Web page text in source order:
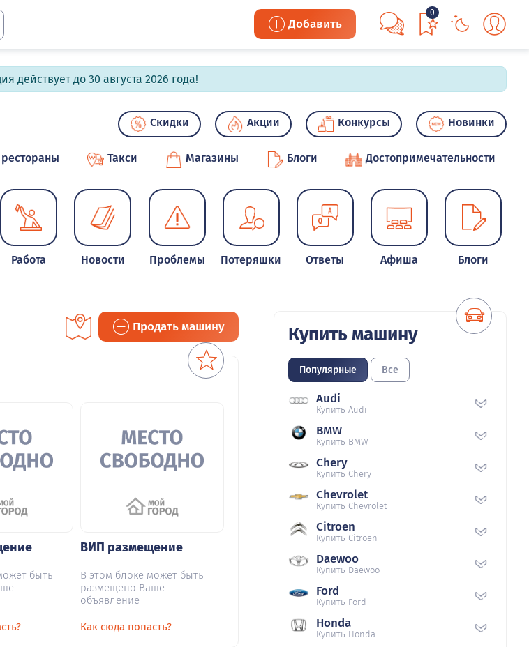
Добавить
0
действует до 30 августа 2026 года!
Скидки Акции Конкурсы Новинки
Такси Магазины Блоги Достопримечательности
Работа Новости Проблемы Потеряшки Ответы Афиша Блоги
Продать машину
быть
ВИП размещение
В этом блоке может быть
размещено Ваше
объявление
Как сюда попасть?
Купить машину
Популярные Все
Audi
Купить Audi
BMW
Купить BMW
Chery
Купить Chery
Chevrolet
Купить Chevrolet
Citroen
Купить Citroen
Daewoo
Купить Daewoo
Ford
Купить Ford
Honda
Купить Honda